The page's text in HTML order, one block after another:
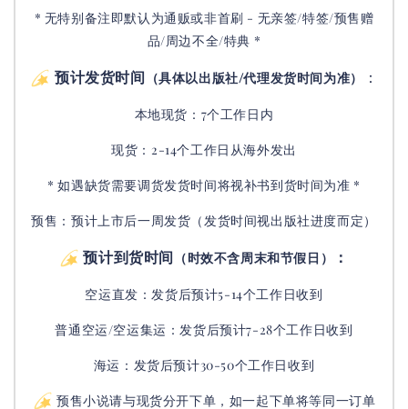
* 无特别备注即默认为通贩或非首刷 - 无亲签/特签/预售赠
品/周边不全/特典 *
预计发货时间 （具体以出版社/代理发货时间为准） ：
本地现货：7个工作日内
现货：2-14个工作日从海外发出
* 如遇缺货需要调货发货时间将视补书到货时间为准 *
预售：预计上市后一周发货（发货时间视出版社进度而定）
预计到货时间 （时效不含周末和节假日） ：
空运直发：发货后预计5-14个工作日收到
普通空运/空运集运：发货后预计7-28个工作日收到
海运：发货后预计30-50个工作日收到
预售小说请与现货分开下单，如一起下单将等同一订单